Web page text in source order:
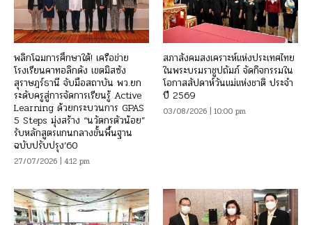
พลิกโฉมการศึกษาใต้! เครือข่าย
โรงเรียนคาทอลิกดัง เขตมิสซัง
สุราษฎร์ธานี จับมือสถาบัน พว.ยก
ระดับครูสู่การจัดการเรียนรู้ Active
Learning ด้วยกระบวนการ GPAS
5 Steps มุ่งสร้าง “นวัตกรตัวน้อย”
รับหลักสูตรแกนกลางขั้นพื้นฐาน
ฉบับปรับปรุง’60
27/07/2026 | 4:12 pm
สภาสังคมสงเคราะห์แห่งประเทศไทย
ในพระบรมราชูปถัมภ์ จัดกิจกรรมใน
โอกาสสัปดาห์วันแม่แห่งชาติ ประจำ
ปี 2569
03/08/2026 | 10:00 pm